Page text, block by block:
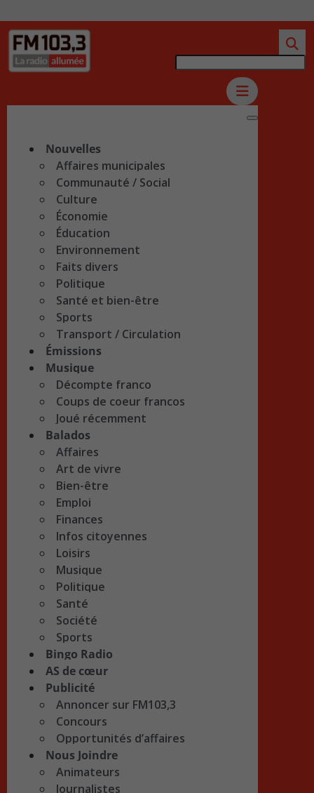
Nouvelles
Affaires municipales
Communauté / Social
Culture
Économie
Éducation
Environnement
Faits divers
Politique
Santé et bien-être
Sports
Transport / Circulation
Émissions
Musique
Décompte franco
Coups de coeur francos
Joué récemment
Balados
Affaires
Art de vivre
Bien-être
Emploi
Finances
Infos citoyennes
Loisirs
Musique
Politique
Santé
Société
Sports
Bingo Radio
AS de cœur
Publicité
Annoncer sur FM103,3
Concours
Opportunités d’affaires
Nous Joindre
Animateurs
Journalistes